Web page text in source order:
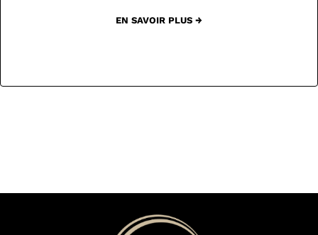
EN SAVOIR PLUS →